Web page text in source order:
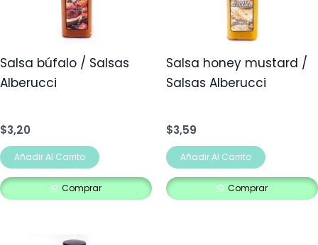
Salsa búfalo / Salsas
Alberucci
$3,20
Añadir Al Carrito
Comprar
Salsa honey mustard /
Salsas Alberucci
$3,59
Añadir Al Carrito
Comprar